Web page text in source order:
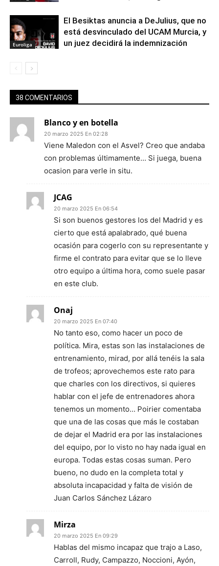
Euroliga
El Besiktas anuncia a DeJulius, que no
está desvinculado del UCAM Murcia, y
un juez decidirá la indemnización
38 COMENTARIOS
Blanco y en botella
20 marzo 2025 En 02:28
Viene Maledon con el Asvel? Creo que andaba
con problemas últimamente… Si juega, buena
ocasion para verle in situ.
JCAG
20 marzo 2025 En 06:54
Si son buenos gestores los del Madrid y es
cierto que está apalabrado, qué buena
ocasión para cogerlo con su representante y
firme el contrato para evitar que se lo lleve
otro equipo a última hora, como suele pasar
en este club.
Onaj
20 marzo 2025 En 07:40
No tanto eso, como hacer un poco de
política. Mira, estas son las instalaciones de
entrenamiento, mirad, por allá tenéis la sala
de trofeos; aprovechemos este rato para
que charles con los directivos, si quieres
hablar con el jefe de entrenadores ahora
tenemos un momento… Poirier comentaba
que una de las cosas que más le costaban
de dejar el Madrid era por las instalaciones
del equipo, por lo visto no hay nada igual en
europa. Todas estas cosas suman. Pero
bueno, no dudo en la completa total y
absoluta incapacidad y falta de visión de
Juan Carlos Sánchez Lázaro
Mirza
20 marzo 2025 En 09:29
Hablas del mismo incapaz que trajo a Laso,
Carroll, Rudy, Campazzo, Noccioni, Ayón,